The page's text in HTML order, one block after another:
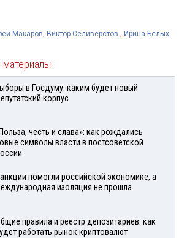
Макаров Виктор Селиверстов Ирина Белых
в Госдуму: каким будет новый
корпус
честь и слава»: как рождались
символы власти в постсоветской
помогли российской экономике, а
изоляция не прошла
правила и реестр депозитариев: как
работать рынок криптовалют